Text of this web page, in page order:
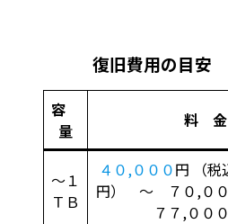
復旧費用の目安
容
量
料 金
～１
ＴＢ
４０,０００円 （税
円） ～ ７０,００
７７,０００